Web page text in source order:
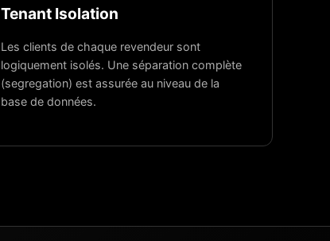
Tenant Isolation
Les clients de chaque revendeur sont
logiquement isolés. Une séparation complète
(segregation) est assurée au niveau de la
base de données.